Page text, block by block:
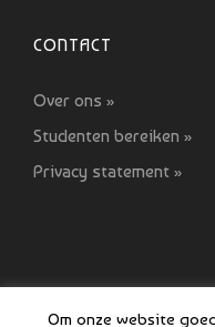
CONTACT
Over ons »
Studenten bereiken »
Privacy statement »
Om onze website